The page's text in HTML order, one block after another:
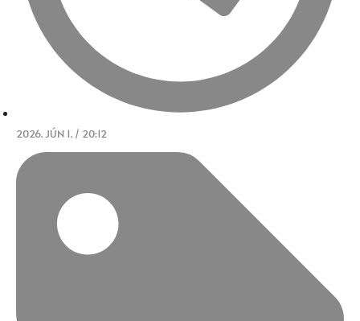
2026. JÚN 1. / 20:12